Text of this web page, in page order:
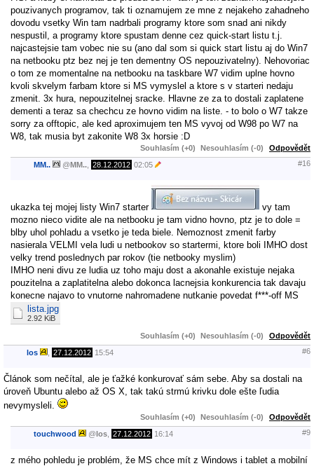
pouzivanych programov, tak ti oznamujem ze mne z nejakeho zahadneho
dovodu vsetky Win tam nadrbali programy ktore som snad ani nikdy
nespustil, a programy ktore spustam denne cez quick-start listu t.j.
najcastejsie tam vobec nie su (ano dal som si quick start listu aj do Win7
na netbooku ptz bez nej je ten dementny OS nepouzivatelny). Nehovoriac
o tom ze momentalne na netbooku na taskbare W7 vidim uplne hovno
kvoli skvelym farbam ktore si MS vymyslel a ktore s v starteri nedaju
zmenit. 3x hura, nepouzitelnej sracke. Hlavne ze za to dostali zaplatene
dementi a teraz sa chechcu ze hovno vidim na liste. - to bolo o W7 takze
sorry za offtopic, ale ked aproximujem ten MS vyvoj od W98 po W7 na
W8, tak musia byt zakonite W8 3x horsie :D
Souhlasím (+0) Nesouhlasím (-0) Odpovědět
MM.. @MM.. 28.12.2012 02:05 #16
ukazka tej mojej listy Win7 starter
vy tam
mozno nieco vidite ale na netbooku je tam vidno hovno, ptz je to dole =
blby uhol pohladu a vsetko je teda biele. Nemoznost zmenit farby
nasierala VELMI vela ludi u netbookov so startermi, ktore boli IMHO dost
velky trend poslednych par rokov (tie netbooky myslim)
IMHO neni divu ze ludia uz toho maju dost a akonahle existuje nejaka
pouzitelna a zaplatitelna alebo dokonca lacnejsia konkurencia tak davaju
konecne najavo to vnutorne nahromadene nutkanie povedat f***-off MS
lista.jpg
2.92 KiB
Souhlasím (+0) Nesouhlasím (-0) Odpovědět
los 27.12.2012 15:54 #6
Článok som nečítal, ale je ťažké konkurovať sám sebe. Aby sa dostali na
úroveň Ubuntu alebo až OS X, tak takú strmú krivku dole ešte ľudia
nevymysleli.
Souhlasím (+0) Nesouhlasím (-0) Odpovědět
touchwood @ los 27.12.2012 16:14 #9
z mého pohledu je problém, že MS chce mít z Windows i tablet a mobilní